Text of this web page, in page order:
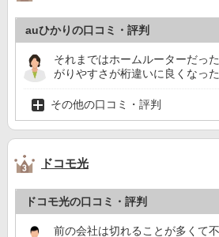
auひかりの口コミ・評判
それまではホームルーターだっ
がりやすさが桁違いに良くなっ
その他の口コミ・評判
ドコモ光
ドコモ光の口コミ・評判
前の会社は切れることが多くて